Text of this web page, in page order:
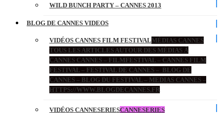
WILD BUNCH PARTY – CANNES 2013
BLOG DE CANNES VIDEOS
VIDÉOS CANNES FILM FESTIVALMÉDIAS CANNES
TOUS LES ARTICLES AUTOUR DES MÉDIAS À
CANNES CANNES – FILMFESTIVAL – CANNES FILM
FESTIVAL – FESTIVAL DE CANNES – BLOG DE
CANNES – BLOG DU FESTIVAL – MEDIAS CANNES –
HTTPS://WWW.BLOGDECANNES.FR
VIDÉOS CANNESERIESCANNESERIES